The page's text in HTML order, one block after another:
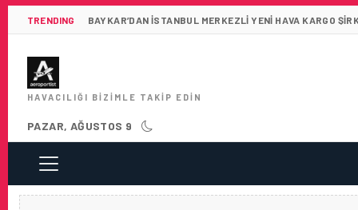
TRENDING BAYKAR’DAN İSTANBUL MERKEZLI YENI HAVA KARGO
HAVACILIĞI BIZIMLE TAKIP EDIN
PAZAR, AĞUSTOS 9